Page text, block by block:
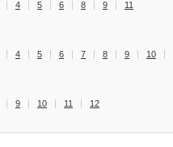
4 5 6 8 9 11
4 5 6 7 8 9 10
9 10 11 12